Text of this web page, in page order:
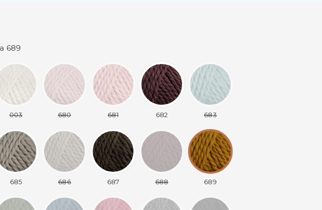
689
003 680 681 682 683
685 686 687 688 689